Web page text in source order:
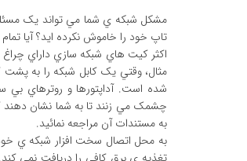
مشکل شبکه ي شما مي تواند يک
تاپ خود را خاموش نکرده ايد؟ آيا
اکثر کيت هاي شبکه سازي داراي چراغ
مثال، وقتي يک کابل شبکه را به
شده است. آداپتورها و روترهاي بي
چشمک مي زنند تا به شما نشان دهند
به مستندات آن مراجعه نمائيد.